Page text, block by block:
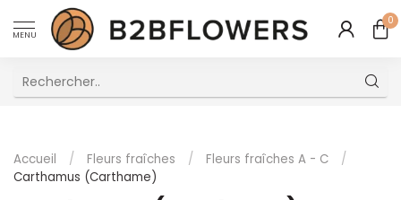
MENU
0
Accueil / Fleurs fraîches / Fleurs fraîches A - C
/
Carthamus (Carthame)